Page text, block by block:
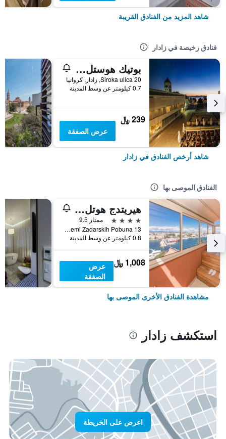
شاهد المزيد من الفنادق القريبة
فنادق رخيصة في زادار
بوتيك هوستل فوارم
Siroka ulica 20, زادار, كرواتيا
0.7 كيلومتر عن وسط المدينة
239 ﷼
عرض الصفقة
شاهد أرخص الفنادق في زادار
الفنادق الموصى بها
هيريتدج هوتل باستيون
4 نجوم
ممتاز 9.5
Bedemi Zadarskih Pobuna 13, زادار, كرواتيا
0.8 كيلومتر عن وسط المدينة
1,008 ﷼
عرض
الصفقة
مشاهدة الفنادق الأخرى الموصى بها
استكشف زادار
اعرض على الخريطة